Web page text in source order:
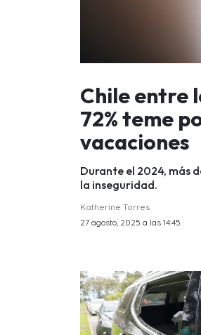
Chile entre
72% teme
vacaciones
Durante el 2024, más
la inseguridad.
Katherine Torres
27 agosto, 2025 a las 14:45